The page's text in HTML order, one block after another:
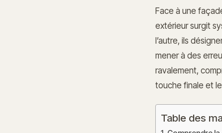
Face à une
extérieur surgit
l’autre, ils
mener à des
ravalement,
touche finale et
Table des